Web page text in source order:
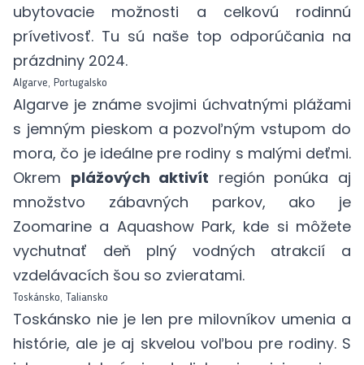
ubytovacie možnosti a celkovú rodinnú
prívetivosť. Tu sú naše top odporúčania na
prázdniny 2024.
Algarve, Portugalsko
Algarve je známe svojimi úchvatnými plážami
s jemným pieskom a pozvoľným vstupom do
mora, čo je ideálne pre rodiny s malými deťmi.
Okrem plážových aktivít región ponúka aj
množstvo zábavných parkov, ako je
Zoomarine a Aquashow Park, kde si môžete
vychutnať deň plný vodných atrakcií a
vzdelávacích šou so zvieratami.
Toskánsko, Taliansko
Toskánsko nie je len pre milovníkov umenia a
histórie, ale je aj skvelou voľbou pre rodiny. S